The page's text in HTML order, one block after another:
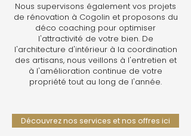
Nous supervisons également vos projets
de rénovation à Cogolin et proposons du
déco coaching pour optimiser
l'attractivité de votre bien. De
l'architecture d'intérieur à la coordination
des artisans, nous veillons à l'entretien et
à l'amélioration continue de votre
propriété tout au long de l'année.
Découvrez nos services et nos offres ici